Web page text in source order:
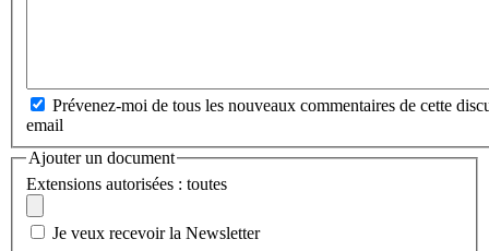
Prévenez-moi de tous les nouveaux commentaires de cette
email
Ajouter un document
Extensions autorisées : toutes
Je veux recevoir la Newsletter